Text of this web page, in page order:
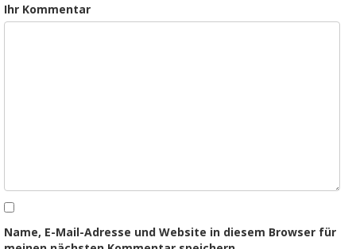
Ihr Kommentar
Name, E-Mail-Adresse und Website in diesem Browser für